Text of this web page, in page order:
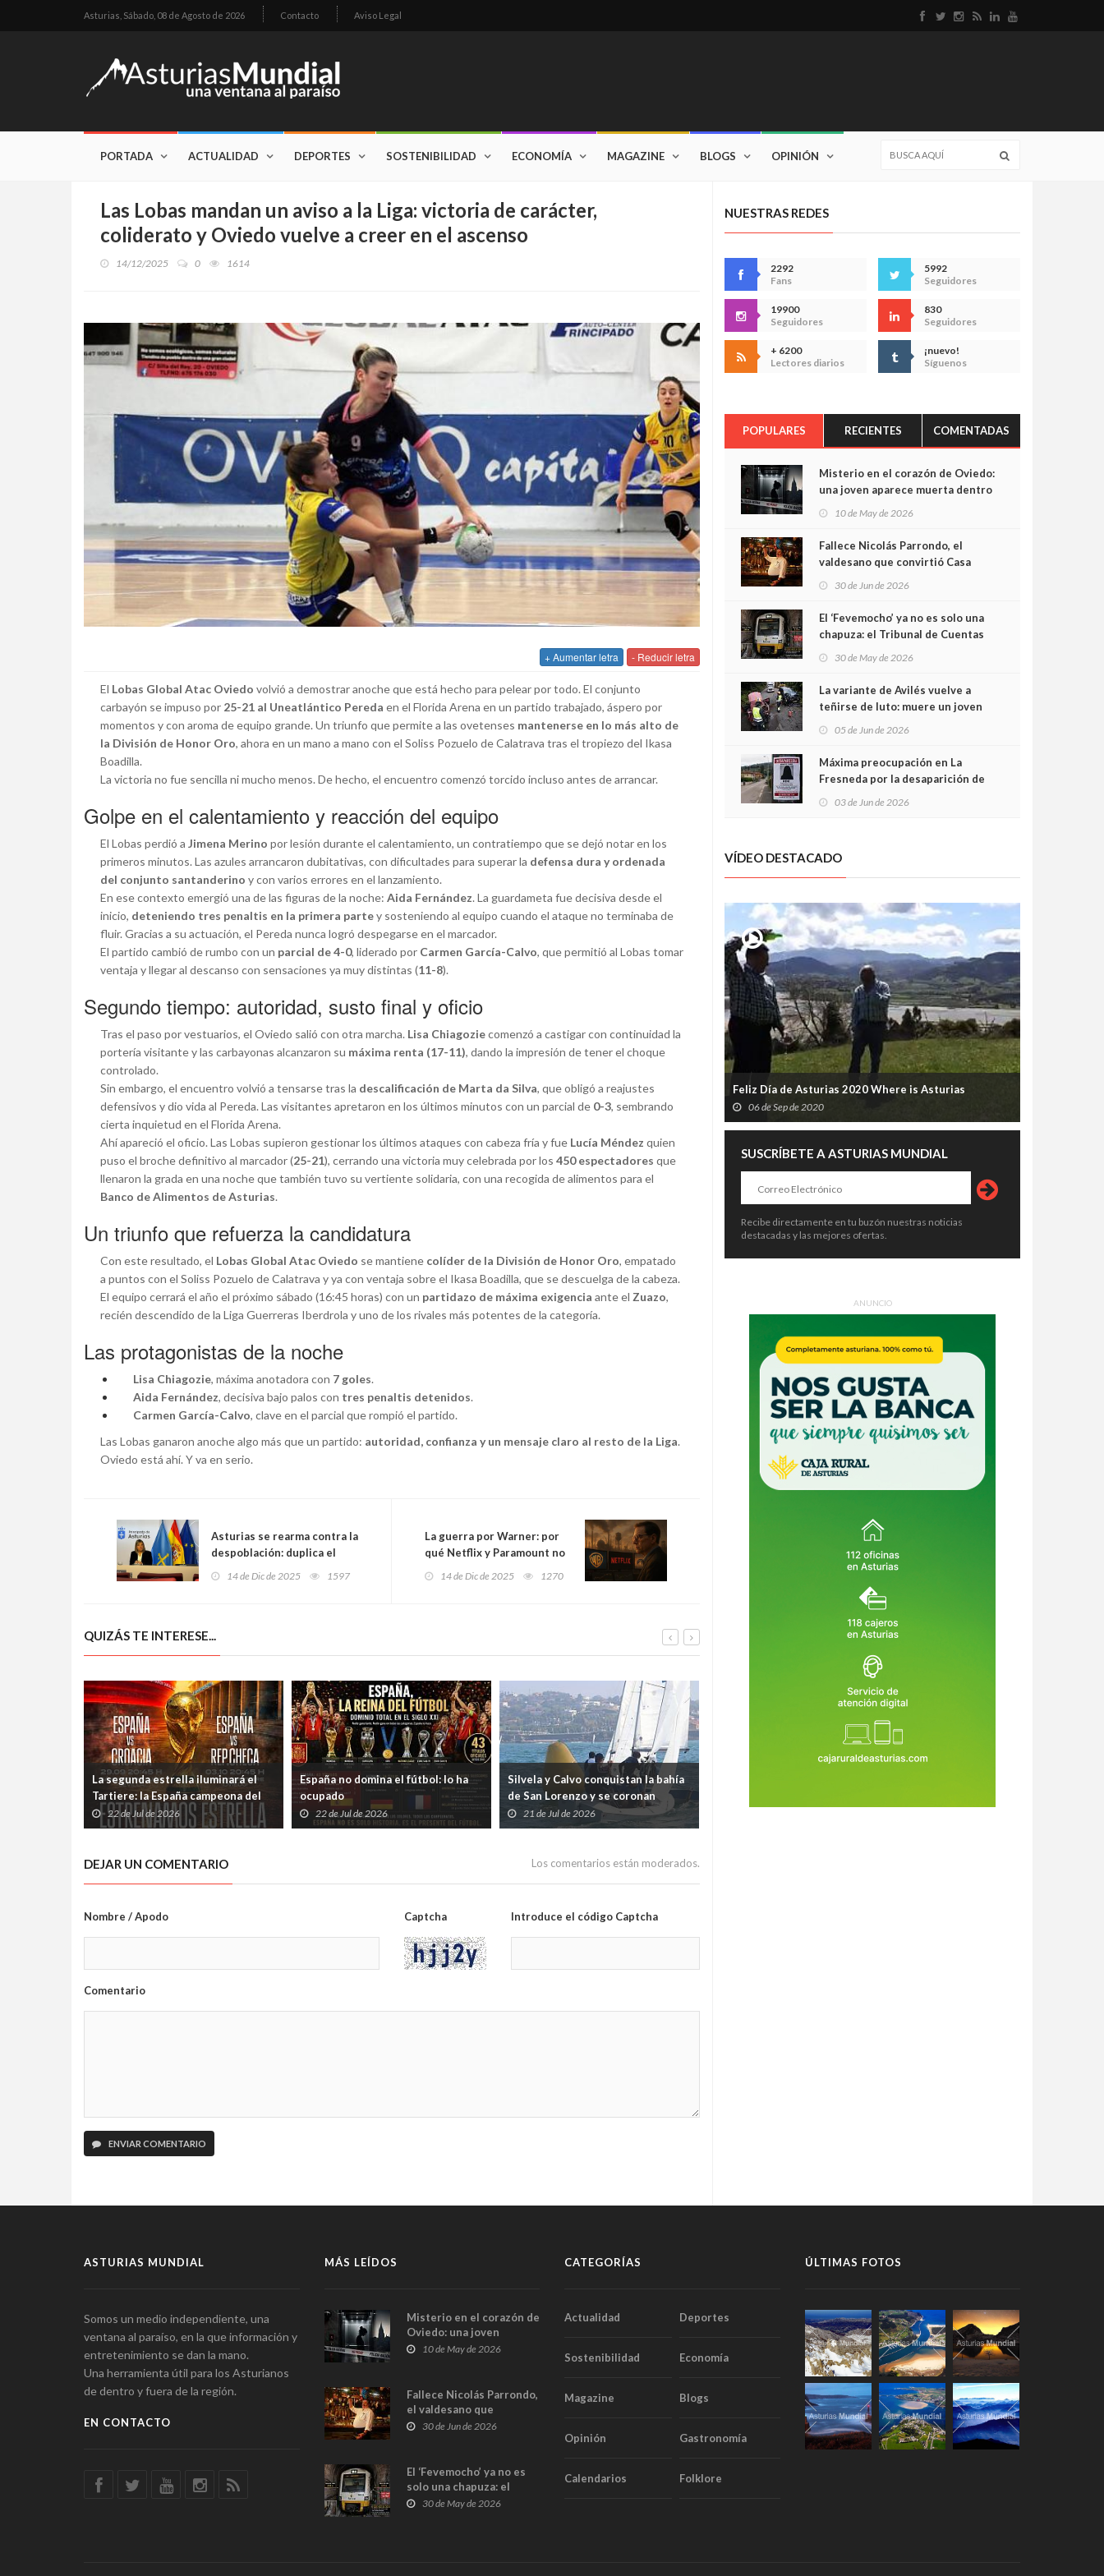
Asturias, Sábado, 08 de Agosto de 2026 Contacto Aviso Legal
PORTADA ACTUALIDAD DEPORTES SOSTENIBILIDAD ECONOMÍA MAGAZINE BLOGS OPINIÓN
Las Lobas mandan un aviso a la Liga: victoria de carácter,
coliderato y Oviedo vuelve a creer en el ascenso
14/12/2025 0 1614
+ Aumentar letra - Reducir letra
El Lobas Global Atac Oviedo volvió a demostrar anoche que está hecho para pelear por todo. El conjunto
carbayón se impuso por 25-21 al Uneatlántico Pereda en el Florida Arena en un partido trabajado, áspero por
momentos y con aroma de equipo grande. Un triunfo que permite a las ovetenses mantenerse en lo más alto de
la División de Honor Oro, ahora en un mano a mano con el Soliss Pozuelo de Calatrava tras el tropiezo del Ikasa
Boadilla.
La victoria no fue sencilla ni mucho menos. De hecho, el encuentro comenzó torcido incluso antes de arrancar.
Golpe en el calentamiento y reacción del equipo
El Lobas perdió a Jimena Merino por lesión durante el calentamiento, un contratiempo que se dejó notar en los
primeros minutos. Las azules arrancaron dubitativas, con dificultades para superar la defensa dura y ordenada
del conjunto santanderino y con varios errores en el lanzamiento.
En ese contexto emergió una de las figuras de la noche: Aida Fernández. La guardameta fue decisiva desde el
inicio, deteniendo tres penaltis en la primera partey sosteniendo al equipo cuando el ataque no terminaba de
fluir. Gracias a su actuación, el Pereda nunca logró despegarse en el marcador.
El partido cambió de rumbo con un parcial de 4-0, liderado por Carmen García-Calvo, que permitió al Lobas tomar
ventaja y llegar al descanso con sensaciones ya muy distintas (11-8).
Segundo tiempo: autoridad, susto final y oficio
Tras el paso por vestuarios, el Oviedo salió con otra marcha. Lisa Chiagoziecomenzó a castigar con continuidad la
portería visitante y las carbayonas alcanzaron su máxima renta (17-11), dando la impresión de tener el choque
controlado.
Sin embargo, el encuentro volvió a tensarse tras la descalificación de Marta da Silva, que obligó a reajustes
defensivos y dio vida al Pereda. Las visitantes apretaron en los últimos minutos con un parcial de 0-3, sembrando
cierta inquietud en el Florida Arena.
Ahí apareció el oficio. Las Lobas supieron gestionar los últimos ataques con cabeza fría y fue Lucía Méndez quien
puso el broche definitivo al marcador (25-21), cerrando una victoria muy celebrada por los 450 espectadores que
llenaron la grada en una noche que también tuvo su vertiente solidaria, con una recogida de alimentos para el
Banco de Alimentos de Asturias.
Un triunfo que refuerza la candidatura
Con este resultado, el Lobas Global Atac Oviedo se mantiene colíder de la División de Honor Oro, empatado
a puntos con el Soliss Pozuelo de Calatrava y ya con ventaja sobre el Ikasa Boadilla, que se descuelga de la cabeza.
El equipo cerrará el año el próximo sábado (16:45 horas) con un partidazo de máxima exigencia ante el Zuazo,
recién descendido de la Liga Guerreras Iberdrola y uno de los rivales más potentes de la categoría.
Las protagonistas de la noche
Lisa Chiagozie, máxima anotadora con 7 goles.
Aida Fernández, decisiva bajo palos con tres penaltis detenidos.
Carmen García-Calvo, clave en el parcial que rompió el partido.
Las Lobas ganaron anoche algo más que un partido: autoridad, confianza y un mensaje claro al resto de la Liga.
Oviedo está ahí. Y va en serio.
Asturias se rearma contra la
despoblación: duplica el
presupuesto para Reto
14 de Dic de 2025 1597
La guerra por Warner: por
qué Netflix y Paramount no
se disputan solo un estudio,
14 de Dic de 2025 1270
QUIZÁS TE INTERESE...
La segunda estrella iluminará el
Tartiere: la España campeona del
mundo jugará en Oviedo el 3 de
octubre
22 de Jul de 2026
España no domina el fútbol: lo ha
ocupado
22 de Jul de 2026
Silvela y Calvo conquistan la bahía
de San Lorenzo y se coronan
campeones de Asturias de Snipe
21 de Jul de 2026
DEJAR UN COMENTARIO Los comentarios están moderados.
Nombre / Apodo Captcha Introduce el código Captcha
Comentario
ENVIAR COMENTARIO
NUESTRAS REDES
2292
Fans
5992
Seguidores
19900
Seguidores
830
Seguidores
+ 6200
Lectores diarios
¡nuevo!
Síguenos
POPULARES RECIENTES COMENTADAS
Misterio en el corazón de Oviedo:
una joven aparece muerta dentro
cámaras captan sus últimos
minutos
10 de May de 2026
Fallece Nicolás Parrondo, el
valdesano que convirtió Casa
30 de Jun de 2026
El ‘Fevemocho’ ya no es solo una
chapuza: el Tribunal de Cuentas
sobrecoste de los trenes que no
cabían por los túneles
30 de May de 2026
La variante de Avilés vuelve a
teñirse de luto: muere un joven
05 de Jun de 2026
Máxima preocupación en La
Fresneda por la desaparición de
03 de Jun de 2026
VÍDEO DESTACADO
Feliz Día de Asturias 2020 Where is Asturias
06 de Sep de 2020
SUSCRÍBETE A ASTURIAS MUNDIAL
Recibe directamente en tu buzón nuestras noticias
destacadas y las mejores ofertas.
ANUNCIO
ASTURIAS MUNDIAL
Somos un medio independiente, una
ventana al paraíso, en la que información y
entretenimiento se dan la mano.
Una herramienta útil para los Asturianos
de dentro y fuera de la región.
EN CONTACTO
MÁS LEÍDOS
Misterio en el corazón de
Oviedo: una joven
aparece muerta dentro
captan sus últimos
minutos
10 de May de 2026
Fallece Nicolás Parrondo,
el valdesano que
convirtió Casa Parrondo
30 de Jun de 2026
El ‘Fevemocho’ ya no es
solo una chapuza: el
Tribunal de Cuentas cifra
30 de May de 2026
CATEGORÍAS
Actualidad Deportes
Sostenibilidad Economía
Magazine Blogs
Opinión Gastronomía
Calendarios Folklore
ÚLTIMAS FOTOS